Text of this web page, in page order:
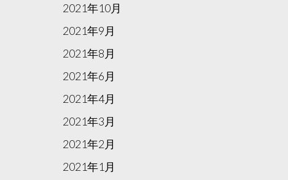
2021年10月
2021年9月
2021年8月
2021年6月
2021年4月
2021年3月
2021年2月
2021年1月